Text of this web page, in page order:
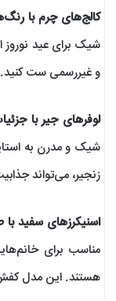
کالج‌های چرم با
شیک برای عید نوروز
و غیررسمی ست کنید.
لوفرهای جیر با
شیک و مدرن به
زنجیر، می‌تواند
اسنیکرزهای سفید
مناسب برای
هستند. این مدل